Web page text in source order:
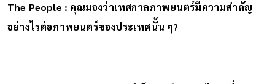
The People : คุณมองว่าเทศกาลภาพยนตร์มีความสำคัญ
อย่างไรต่อภาพยนตร์ของประเทศนั้น ๆ?